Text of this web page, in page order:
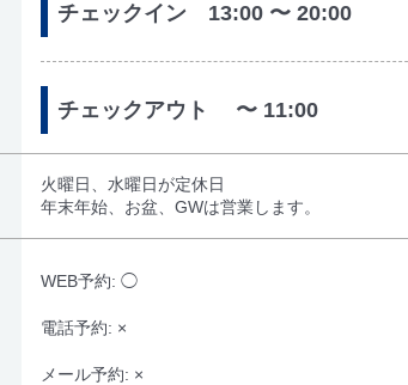
チェックイン 13:00 〜 20:00
チェックアウト 〜 11:00
火曜日、水曜日が定休日
年末年始、お盆、GWは営業します。
WEB予約: ◯
電話予約: ×
メール予約: ×